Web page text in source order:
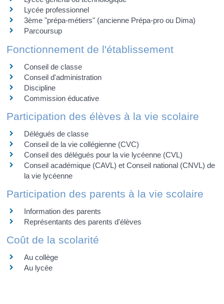
Lycée professionnel
3ème "prépa-métiers" (ancienne Prépa-pro ou Dima)
Parcoursup
Fonctionnement de l'établissement
Conseil de classe
Conseil d'administration
Discipline
Commission éducative
Participation des élèves à la vie scolaire
Délégués de classe
Conseil de la vie collégienne (CVC)
Conseil des délégués pour la vie lycéenne (CVL)
Conseil académique (CAVL) et Conseil national (CNVL) de
la vie lycéenne
Participation des parents à la vie scolaire
Information des parents
Représentants des parents d'élèves
Coût de la scolarité
Au collège
Au lycée